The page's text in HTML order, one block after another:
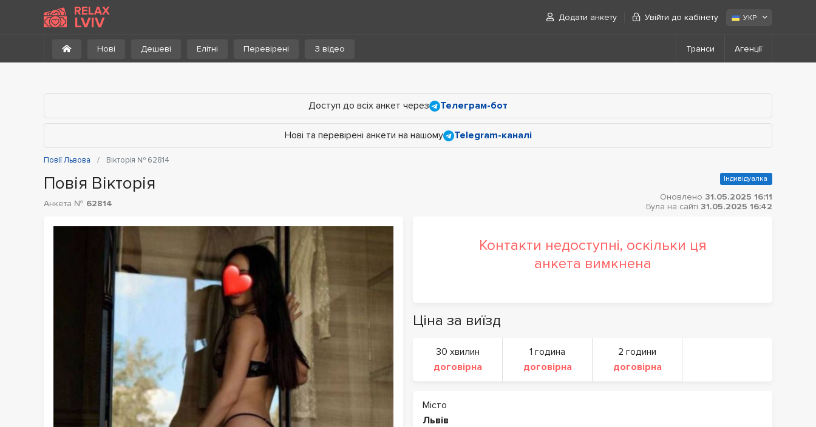
RELAX
LVIV Додати анкету Увійти до кабінету УКР
Нові Дешеві Елітні Перевірені З відео Транси Агенції
Доступ до всіх анкет через Телеграм-бот
Нові та перевірені анкети на нашому Telegram-каналі
Повії Львова Вікторія № 62814
Повія Вікторія
Анкета № 62814
Індивідуалка
Оновлено 31.05.2025 16:11
Була на сайті 31.05.2025 16:42
Контакти недоступні, оскільки ця
анкета вимкнена
Ціна за виїзд
30 хвилин
договірна
1 година
договірна
2 години
договірна
Місто
Львів